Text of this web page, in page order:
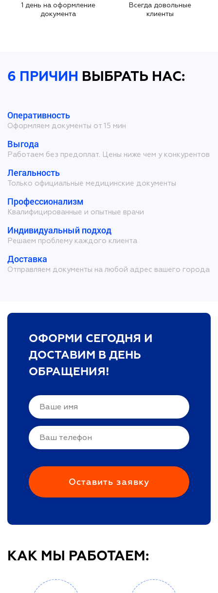
1 день на оформление
документа
Всегда довольные
клиенты
6 ПРИЧИН ВЫБРАТЬ НАС:
Оперативность
Оформляем документы от 15 мин
Выгода
Работаем без предоплат. Цены ниже чем у конкурентов
Легальность
Только официальные медицинские документы
Профессионализм
Квалифицированные и опытные врачи
Индивидуальный подход
Решаем проблему каждого клиента
Доставка
Отправляем документы на любой адрес вашего города
ОФОРМИ СЕГОДНЯ И
ДОСТАВИМ В ДЕНЬ
ОБРАЩЕНИЯ!
КАК МЫ РАБОТАЕМ: